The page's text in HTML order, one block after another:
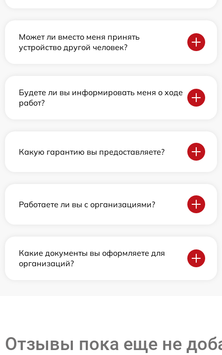
Может ли вместо меня принять
устройство другой человек?
Будете ли вы информировать меня о ходе
работ?
Какую гарантию вы предоставляете?
Работаете ли вы с организациями?
Какие документы вы оформляете для
организаций?
Отзывы пока еще не